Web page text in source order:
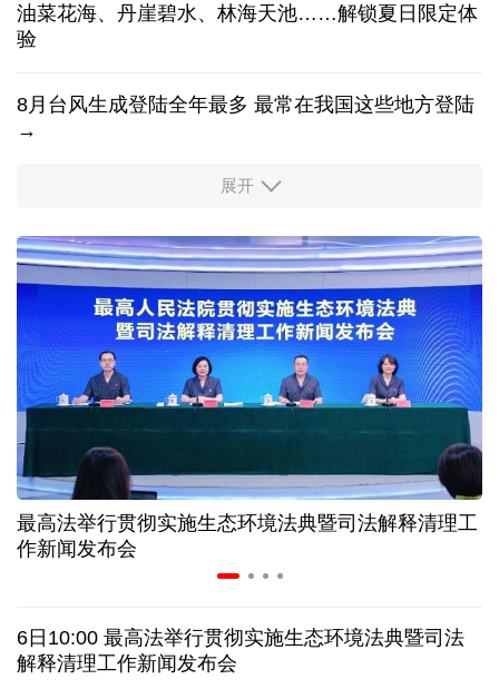
油菜花海、丹崖碧水、林海天池……解锁夏日限定体
验
8月台风生成登陆全年最多 最常在我国这些地方登陆
→
柔性制造，高效匹配差异化需求
上海打通脑机接口技术走向市场的“三道关”
活力中国调研行｜江淮大地，科技成果正落地生“金”
上半年规模以上工业中小企业增加值同比增长5.8%
从纪念馆到采油一线，新时代石油人这样传承铁人精
神
创新涌动，坚韧向前——解读前7个月我国外贸成绩
日本执政当局应停止在核问题上玩火
展开
最高法举行贯彻实施生态环境法典暨司法解释清理工
作新闻发布会
6日10:00 最高法举行贯彻实施生态环境法典暨司法
解释清理工作新闻发布会